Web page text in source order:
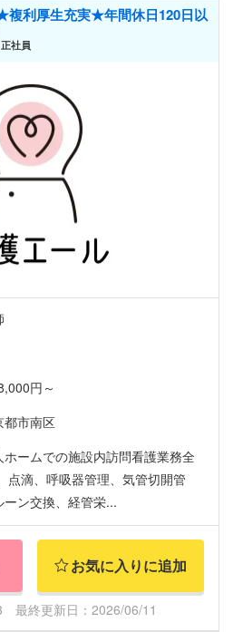
複利厚生充実★年間休日120日以
社員
円～
都市南区
ホームでの施設内訪問看護業務全
点滴、呼吸器管理、気管切開管
ーン交換、経管栄...
お気に入りに追加
最終更新日：2026/06/11